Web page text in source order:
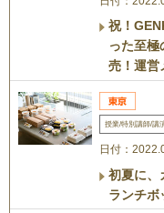
祝！
った至
売！運営
授業/特別講師/講
日付：
初夏に、
ランチ